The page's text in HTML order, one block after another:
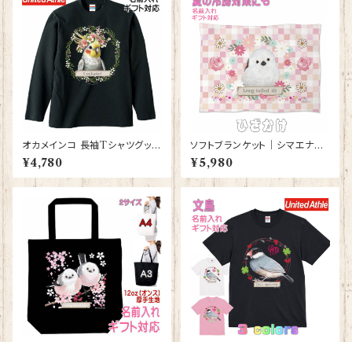
オカメインコ 長袖Tシャツグッズ
洋服 ロングTシャツ カットソー
レディース メンズ 【型番 LT-10
006】お花の王冠シリーズ
¥4,780
ソフトブランケット｜シマエナガ
グッズ ひざかけ 毛布【型番 SB-
116】ピンク しまえなが プレゼ
ント ギフト
¥5,980